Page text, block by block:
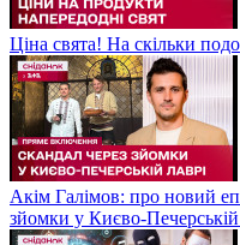
Ціна свята! На скільки
Акім Галімов: про новий
зйомки у Києво-Печерській